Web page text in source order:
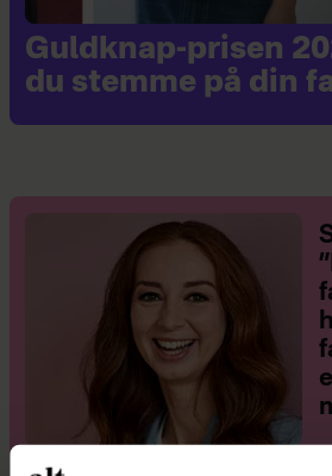
Guldknap-prisen
du stemme på din